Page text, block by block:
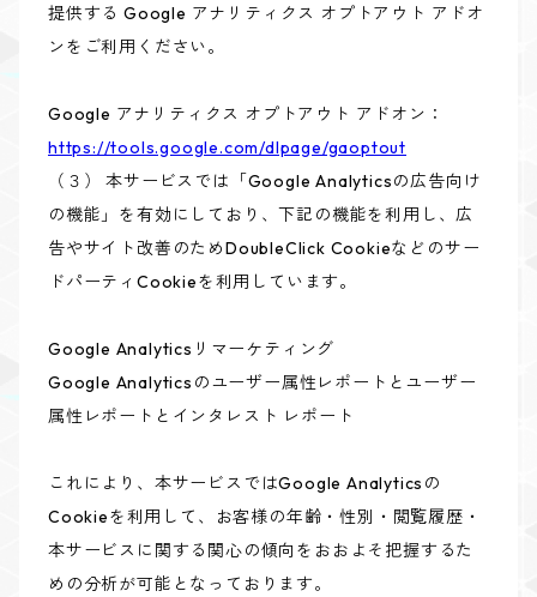
提供する Google アナリティクス オプトアウト アドオ
ンをご利用ください。
Google アナリティクス オプトアウト アドオン：
https://tools.google.com/dlpage/gaoptout
（３） 本サービスでは「Google Analyticsの広告向け
の機能」を有効にしており、下記の機能を利用し、広
告やサイト改善のためDoubleClick Cookieなどのサー
ドパーティCookieを利用しています。
Google Analyticsリマーケティング
Google Analyticsのユーザー属性レポートとユーザー
属性レポートとインタレスト レポート
これにより、本サービスではGoogle Analyticsの
Cookieを利用して、お客様の年齢・性別・閲覧履歴・
本サービスに関する関心の傾向をおおよそ把握するた
めの分析が可能となっております。